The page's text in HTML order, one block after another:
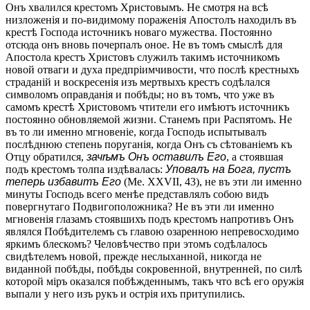
Онъ хвалился крестомъ Христовымъ. Не смотря на всѣ
низложенія и по-видимому пораженія Апостолъ находилъ въ
крестѣ Господа источникъ новаго мужества. Постоянно
отсюда онъ вновь почерпалъ оное. Не въ томъ смыслѣ для
Апостола крестъ Христовъ служилъ такимъ источникомъ
новой отваги и духа предпріимчивости, что послѣ крестныхъ
страданій и воскресенія изъ мертвыхъ крестъ содѣлался
символомъ оправданія и побѣды; но въ томъ, что уже въ
самомъ крестѣ Христовомъ чтители его имѣютъ источникъ
постоянно обновляемой жизни. Станемъ при Распятомъ. Не
въ то ли именно мгновеніе, когда Господь испытывалъ
послѣднюю степень поруганія, когда Онъ съ сѣтованіемъ къ
Отцу обратился, зачѣмъ Онъ оставилъ Его, а стоявшая
подъ крестомъ толпа издѣвалась: Уповалъ на Бога, пустъ
теперь избавитъ Его (Me. ΧΧVΙΙ, 43), не въ эти ли именно
минуты Господь всего менѣе представлялъ собою видъ
повергнутаго Подвигоположника? Не въ эти ли именно
мгновенія глазамъ стоявшихъ подъ крестомъ напротивъ Онъ
являлся Побѣдителемъ съ главою озаренною непревосходимо
яркимъ блескомъ? Человѣчество при этомъ содѣлалось
свидѣтелемъ новой, прежде неслыханной, никогда не
виданной побѣды, побѣды сокровенной, внутренней, по силѣ
которой міръ оказался побѣжденнымъ, такъ что всѣ его оружія
выпали у него изъ рукъ и острія ихъ притупились.